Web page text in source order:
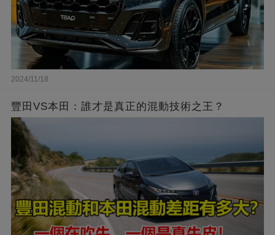
2024/11/18
豐田VS本田：誰才是真正的混動技術之王？